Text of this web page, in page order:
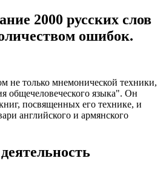
2000 русских слов
ошибок.
не только мнемонической техники,
общечеловеческого языка". Он
посвященных его технике, и
английского и армянского